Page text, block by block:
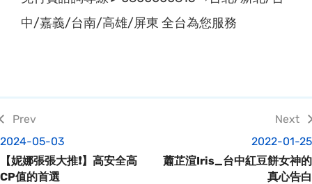
中/嘉義/台南/高雄/屏東 全台為您服務
2024-05-03
【妮娜張張大推❗️】高安全高
CP值的首選
2022-01-25
蕭芷渲Iris_台中紅豆餅女神的
真心告白